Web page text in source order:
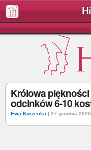
Królowa
odcinków 6-10
Ewa Korzecka | 27 grudnia